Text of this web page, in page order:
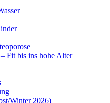
Fit bis ins hohe Alter
Winter 2026)